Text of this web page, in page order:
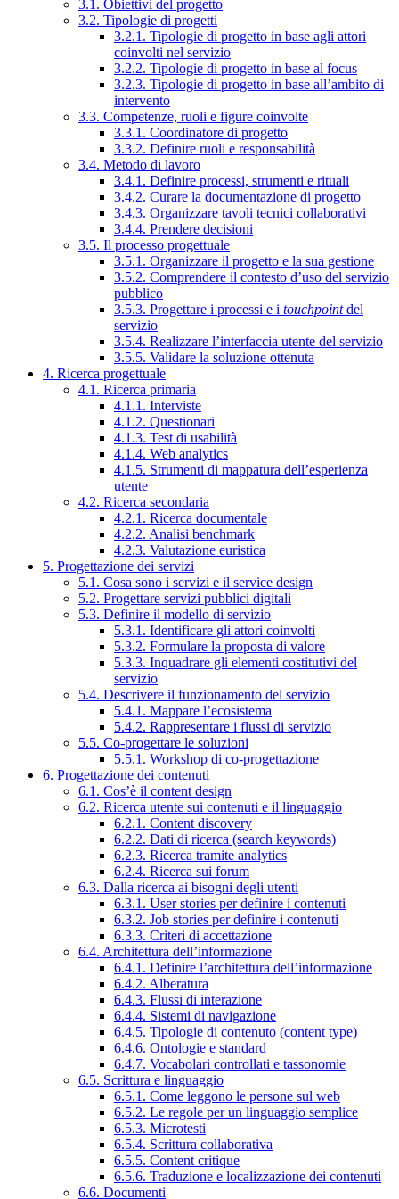
3.1. Obiettivi del progetto
3.2. Tipologie di progetti
3.2.1. Tipologie di progetto in base agli attori
coinvolti nel servizio
3.2.2. Tipologie di progetto in base al focus
3.2.3. Tipologie di progetto in base all’ambito di
intervento
3.3. Competenze, ruoli e figure coinvolte
3.3.1. Coordinatore di progetto
3.3.2. Definire ruoli e responsabilità
3.4. Metodo di lavoro
3.4.1. Definire processi, strumenti e rituali
3.4.2. Curare la documentazione di progetto
3.4.3. Organizzare tavoli tecnici collaborativi
3.4.4. Prendere decisioni
3.5. Il processo progettuale
3.5.1. Organizzare il progetto e la sua gestione
3.5.2. Comprendere il contesto d’uso del servizio
pubblico
3.5.3. Progettare i processi e i touchpointdel
servizio
3.5.4. Realizzare l’interfaccia utente del servizio
3.5.5. Validare la soluzione ottenuta
4. Ricerca progettuale
4.1. Ricerca primaria
4.1.1. Interviste
4.1.2. Questionari
4.1.3. Test di usabilità
4.1.4. Web analytics
4.1.5. Strumenti di mappatura dell’esperienza
utente
4.2. Ricerca secondaria
4.2.1. Ricerca documentale
4.2.2. Analisi benchmark
4.2.3. Valutazione euristica
5. Progettazione dei servizi
5.1. Cosa sono i servizi e il service design
5.2. Progettare servizi pubblici digitali
5.3. Definire il modello di servizio
5.3.1. Identificare gli attori coinvolti
5.3.2. Formulare la proposta di valore
5.3.3. Inquadrare gli elementi costitutivi del
servizio
5.4. Descrivere il funzionamento del servizio
5.4.1. Mappare l’ecosistema
5.4.2. Rappresentare i flussi di servizio
5.5. Co-progettare le soluzioni
5.5.1. Workshop di co-progettazione
6. Progettazione dei contenuti
6.1. Cos’è il content design
6.2. Ricerca utente sui contenuti e il linguaggio
6.2.1. Content discovery
6.2.2. Dati di ricerca (search keywords)
6.2.3. Ricerca tramite analytics
6.2.4. Ricerca sui forum
6.3. Dalla ricerca ai bisogni degli utenti
6.3.1. User stories per definire i contenuti
6.3.2. Job stories per definire i contenuti
6.3.3. Criteri di accettazione
6.4. Architettura dell’informazione
6.4.1. Definire l’architettura dell’informazione
6.4.2. Alberatura
6.4.3. Flussi di interazione
6.4.4. Sistemi di navigazione
6.4.5. Tipologie di contenuto (content type)
6.4.6. Ontologie e standard
6.4.7. Vocabolari controllati e tassonomie
6.5. Scrittura e linguaggio
6.5.1. Come leggono le persone sul web
6.5.2. Le regole per un linguaggio semplice
6.5.3. Microtesti
6.5.4. Scrittura collaborativa
6.5.5. Content critique
6.5.6. Traduzione e localizzazione dei contenuti
6.6. Documenti